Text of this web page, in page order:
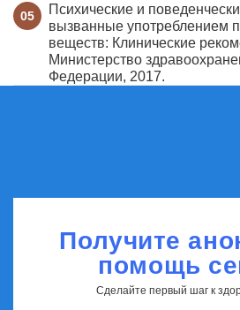
Психические и
вызванные употреблением
веществ: Клинические
Министерство
Федерации, 2017.
Получите
помощь
Сделайте первый шаг к